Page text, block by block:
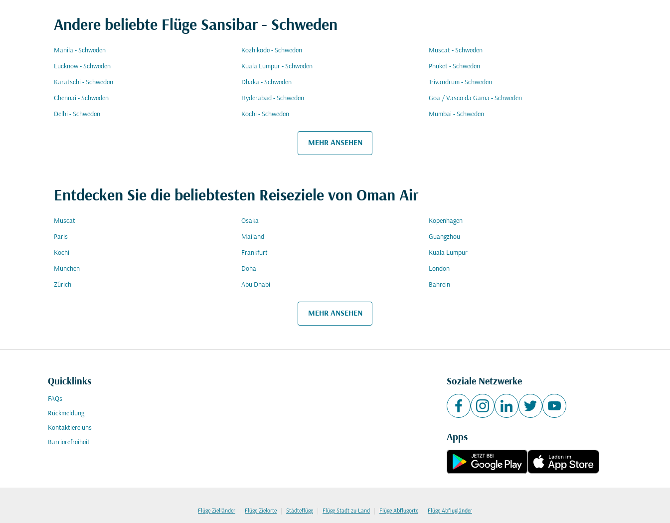
Andere beliebte Flüge Sansibar - Schweden
Manila - Schweden Kozhikode - Schweden Muscat - Schweden
Lucknow - Schweden Kuala Lumpur - Schweden Phuket - Schweden
Karatschi - Schweden Dhaka - Schweden Trivandrum - Schweden
Chennai - Schweden Hyderabad - Schweden Goa / Vasco da Gama - Schweden
Delhi - Schweden Kochi - Schweden Mumbai - Schweden
MEHR ANSEHEN
Entdecken Sie die beliebtesten Reiseziele von Oman Air
Muscat Osaka Kopenhagen
Paris Mailand Guangzhou
Kochi Frankfurt Kuala Lumpur
München Doha London
Zürich Abu Dhabi Bahrein
MEHR ANSEHEN
Quicklinks
FAQs
Rückmeldung
Kontaktiere uns
Barrierefreiheit
Soziale Netzwerke
Apps
Flüge Zielländer | Flüge Zielorte | Städteflüge | Flüge Stadt zu Land | Flüge Abflugorte | Flüge Abflugländer